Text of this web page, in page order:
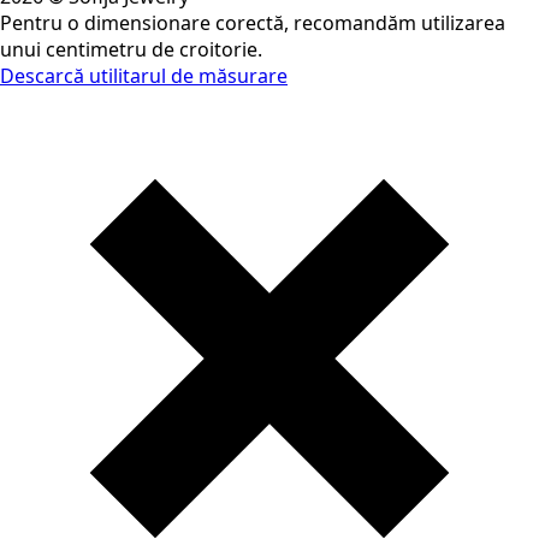
Pentru o dimensionare corectă, recomandăm utilizarea
unui centimetru de croitorie.
Descarcă utilitarul de măsurare